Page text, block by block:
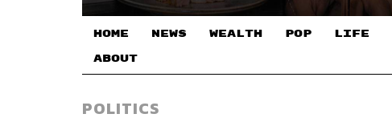
HOME NEWS WEALTH POP LIFE
ABOUT
POLITICS